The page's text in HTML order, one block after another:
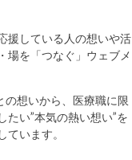
援している人の想いや活
場を「つなぐ」ウェブメ
の想いから、医療職に限
たい”本気の熱い想い”を
います。